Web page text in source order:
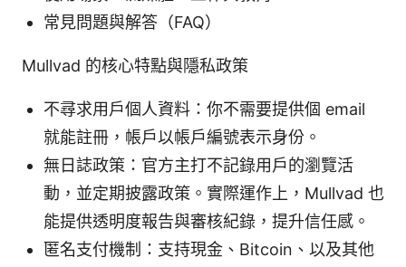
常見問題與解答（FAQ）
Mullvad 的核心特點與隱私政策
不尋求用戶個人資料：你不需要提供個 email
就能註冊，帳戶以帳戶編號表示身份。
無日誌政策：官方主打不記錄用戶的瀏覽活
動，並定期披露政策。實際運作上，Mullvad 也
能提供透明度報告與審核紀錄，提升信任感。
匿名支付機制：支持現金、Bitcoin、以及其他